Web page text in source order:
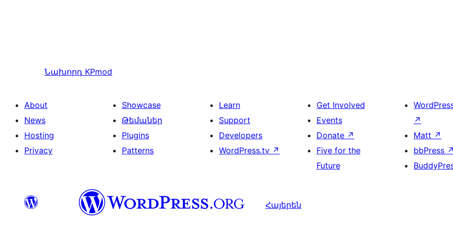
Նախորդ KPmod
About
News
Hosting
Privacy
Showcase
Թեմաներ
Plugins
Patterns
Learn
Support
Developers
WordPress.tv ↗
Get Involved
Events
Donate ↗
Five for the
Future
↗
Matt ↗
bbPress ↗
Հայերեն